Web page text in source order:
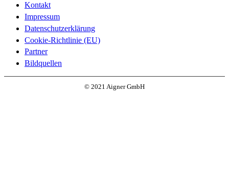
Kontakt
Impressum
Datenschutzerklärung
Cookie-Richtlinie (EU)
Partner
Bildquellen
© 2021 Aigner GmbH